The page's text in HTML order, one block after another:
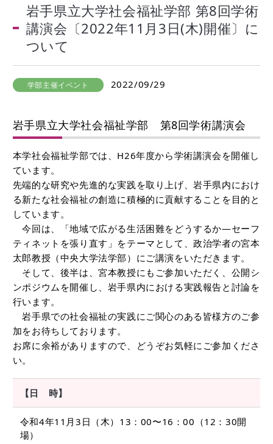
岩手県立大学社会福祉学部 第8回学術
講演会〔2022年11月3日(木)開催〕に
ついて
学部主催イベント 2022/09/29
岩手県立大学社会福祉学部 第8回学術講演会
本学社会福祉学部では、H26年度から学術講演会を開催し
ています。
先端的な研究や先進的な実践を取り上げ、岩手県内におけ
る新たな社会福祉の創造に積極的に貢献することを目的と
しています。
今回は、「地域で広がる生活困難をどうするか―セーフ
ティネットを張り直す」をテーマとして、政治学者の宮本
太郎教授（中央大学法学部）にご講演をいただきます。
そして、後半は、宮本教授にもご参加いただく、公開シ
ンポジウムを開催し、岩手県内における実践報告と討論を
行います。
岩手県での社会福祉の実践にご関心のある皆様方のご参
加をお待ちしております。
お席に余裕がありますので、どうぞお気軽にご参加くださ
い。
【日 時】
令和4年11月3日（木）13：00〜16：00（12：30開
場）